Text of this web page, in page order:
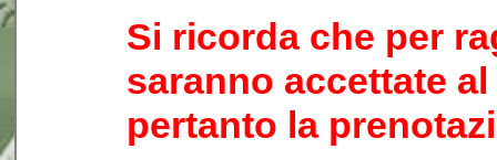
Si ricorda che per
saranno accettate
pertanto la